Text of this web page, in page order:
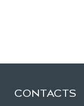
CONTACTS